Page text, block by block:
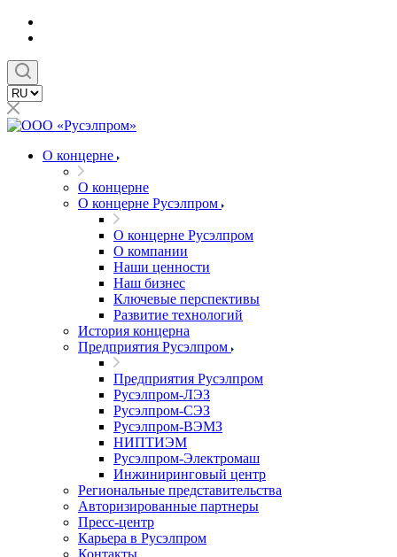
О концерне
О концерне
О концерне Русэлпром
О концерне Русэлпром
О компании
Наши ценности
Наш бизнес
Ключевые перспективы
Развитие технологий
История концерна
Предприятия Русэлпром
Предприятия Русэлпром
Русэлпром-ЛЭЗ
Русэлпром-СЭЗ
Русэлпром-ВЭМЗ
НИПТИЭМ
Русэлпром-Электромаш
Инжиниринговый центр
Региональные представительства
Авторизированные партнеры
Пресс-центр
Карьера в Русэлпром
Контакты